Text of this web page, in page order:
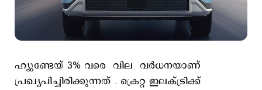
ഹ്യുണ്ടേയ് 3% വരെ വില വര്‍ധനയാണ്
പ്രഖ്യപിച്ചിരിക്കുന്നത് . ക്രെറ്റ ഇലക്ട്രിക്ക്